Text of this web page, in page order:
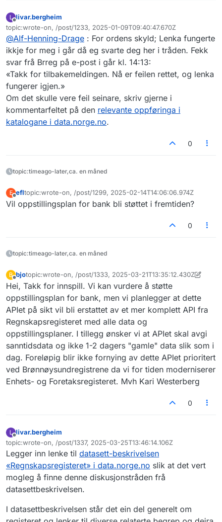
L
Frakoblet
livar.bergheim
topic:wrote-on, /post/1233, 2025-01-09T09:40:47.670Z
Sist endret av
@Alf-Henning-Drage : For ordens skyld; Lenka fungerte
ikkje for meg i går då eg svarte deg her i tråden. Fekk
svar frå Brreg på e-post i går kl. 14:13:
«Takk for tilbakemeldingen. Nå er feilen rettet, og lenka
fungerer igjen.»
Om det skulle vere feil seinare, skriv gjerne i
kommentarfeltet på den relevante oppføringa i
katalogane i data.norge.no.
0
topic:timeago-later,ca. en måned
E
Frakoblet
efltopic:wrote-on, /post/1299, 2025-02-14T14:06:06.974Z
Sist endret av
Vil oppstillingsplan for bank bli støttet i fremtiden?
0
topic:timeago-later,ca. en måned
B
Frakoblet
bjotopic:wrote-on, /post/1333, 2025-03-21T13:35:12.430Z
Sist endret av bjo
Hei, Takk for innspill. Vi kan vurdere å støtte
oppstillingsplan for bank, men vi planlegger at dette
APIet på sikt vil bli erstattet av et mer komplett API fra
Regnskapsregisteret med alle data og
oppstillingsplaner. I tillegg ønsker vi at APIet skal avgi
sanntidsdata og ikke 1-2 dagers "gamle" data slik som i
dag. Foreløpig blir ikke fornying av dette APIet prioritert
ved Brønnøysundregistrene da vi for tiden moderniserer
Enhets- og Foretaksregisteret. Mvh Kari Westerberg
0
L
Frakoblet
livar.bergheim
topic:wrote-on, /post/1337, 2025-03-25T13:46:14.106Z
Sist endret av
Legger inn lenke til datasett-beskrivelsen
«Regnskapsregisteret» i data.norge.no slik at det vert
mogleg å finne denne diskusjonstråden frå
datasettbeskrivelsen.
I datasettbeskrivelsen står det ein del generelt om